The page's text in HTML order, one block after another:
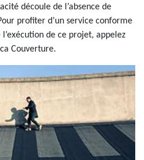
découle de l’absence de
profiter d’un service conforme
de ce projet, appelez
Couverture.